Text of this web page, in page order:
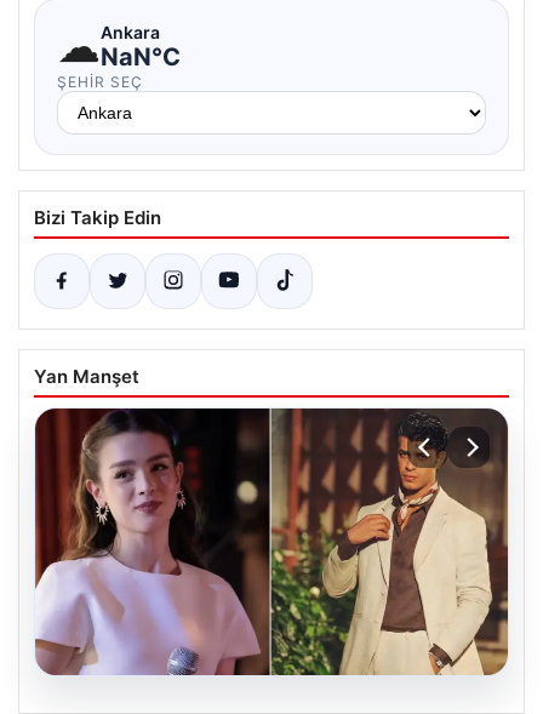
☁Ankara
NaN°C
ŞEHIR SEÇ
Bizi Takip Edin
Yan Manşet